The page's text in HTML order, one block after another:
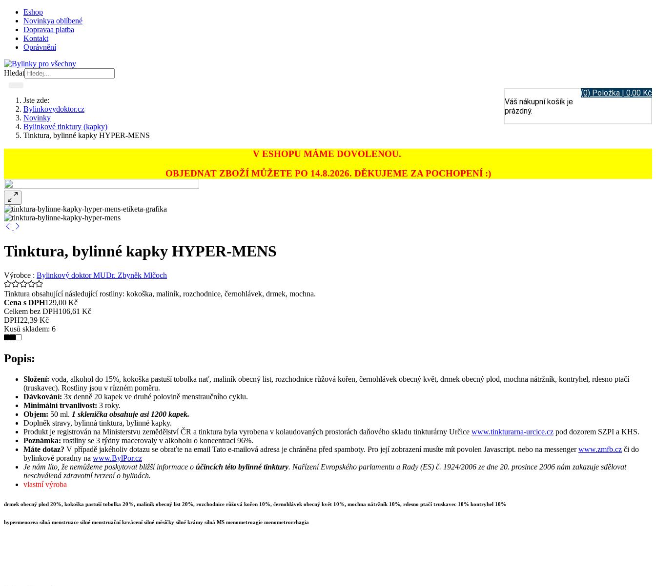
Eshop
Novinkya oblíbené
Dopravaa platba
Kontakt
Oprávnění
Hledat
(0) Položka | 0,00 Kč
Váš nákupní košík je
prázdný.
Jste zde:
Bylinkovydoktor.cz
Novinky
Bylinkové tinktury (kapky)
Tinktura, bylinné kapky HYPER-MENS
V ESHOPU MÁME DOVOLENOU.
OBJEDNAT ZBOŽÍ MŮŽETE PO 14.8.2026. DĚKUJEME ZA POCHOPENÍ :)
Tinktura, bylinné kapky HYPER-MENS
Výrobce : Bylinkový doktor MUDr. Zbyněk Mlčoch
Tinktura obsahující následující rostliny: kokoška, maliník, rozchodnice, černohlávek, drmek, mochna.
Cena s DPH129,00 Kč
Celkem bez DPH106,61 Kč
DPH22,39 Kč
Kusů skladem: 6
Popis:
Složení: voda, alkohol do 15%, kokoška pastuší tobolka nať, maliník obecný list, rozchodnice růžová kořen, černohlávek obecný květ, drmek obecný plod, mochna nátržník, kontryhel, rdesno ptačí
(truskavec). Rostliny jsou v různém poměru.
Dávkování: 3x denně 20 kapek ve druhé polovině menstraučního cyklu.
Minimální trvanlivost: 3 roky.
Objem: 50 ml. 1 sklenička obsahuje asi 1200 kapek.
Doplněk stravy, bylinná tinktura, bylinné kapky.
Produkt je registrován na Ministerstvu zemědělství ČR a tinktura byla vyrobena v kolaudovaných prostorách daňového skladu tinkturárny Určice www.tinkturarna-urcice.cz pod dozorem SZPI a KHS.
Poznámka: rostliny se 3 týdny macerovaly v alkoholu o koncentraci 96%.
Máte dotaz? V případě jakéholiv dotazu se obraťte na email Tato e-mailová adresa je chráněna před spamboty. Pro její zobrazení musíte mít povolen Javascript. nebo na messengerwww.zmfb.cz či do
bylinkové poradny na www.BylPor.cz
Je nám líto, že nemůžeme poskytovat bližší informace o účincích této bylinné tinktury. Nařízení Evropského parlamentu a Rady (ES) č. 1924/2006 ze dne 20. prosince 2006 nám zakazuje sdělovat
neschválená zdravotní tvrzení o bylinách.
vlastní výroba
drmek obecný plod 20%, kokoška pastuší tobolka 20%, maliník obecný list 20%, rozchodnice růžová kořen 10%, černohlávek obecný květ 10%, mochna nátržník 10%, rdesno ptačí truskavec 10% kontryhel 10%
hypermenorea silná menstruace silné menstruační krvácení silné měsíčky silné krámy silná MS menometroagie menometrorrhagia